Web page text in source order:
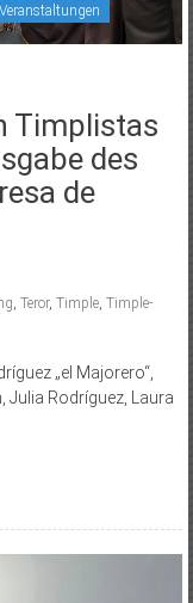
Veranstaltungen
Timplistas
des
de
, Teror, Timple, Timple-
„el Majorero“,
Julia Rodríguez, Laura